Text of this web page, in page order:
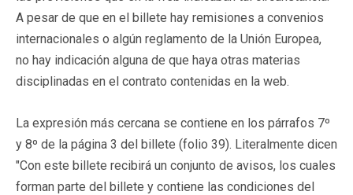
A pesar de que en el billete hay remisiones a convenios
internacionales o algún reglamento de la Unión Europea,
no hay indicación alguna de que haya otras materias
disciplinadas en el contrato contenidas en la web.
La expresión más cercana se contiene en los párrafos 7º
y 8º de la página 3 del billete (folio 39). Literalmente dicen
"Con este billete recibirá un conjunto de avisos, los cuales
forman parte del billete y contiene las condiciones del